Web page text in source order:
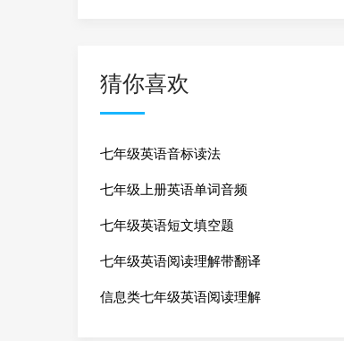
猜你喜欢
七年级英语音标读法
七年级上册英语单词音频
七年级英语短文填空题
七年级英语阅读理解带翻译
信息类七年级英语阅读理解